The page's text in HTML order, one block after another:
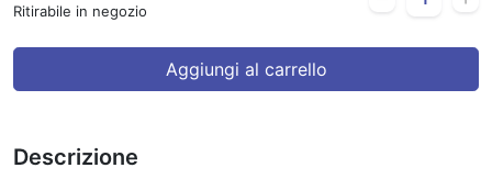
Ritirabile in negozio
Aggiungi al carrello
Descrizione